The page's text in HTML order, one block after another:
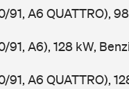
91, A6 QUATTRO),
91, A6), 128 kW,
91, A6 QUATTRO),